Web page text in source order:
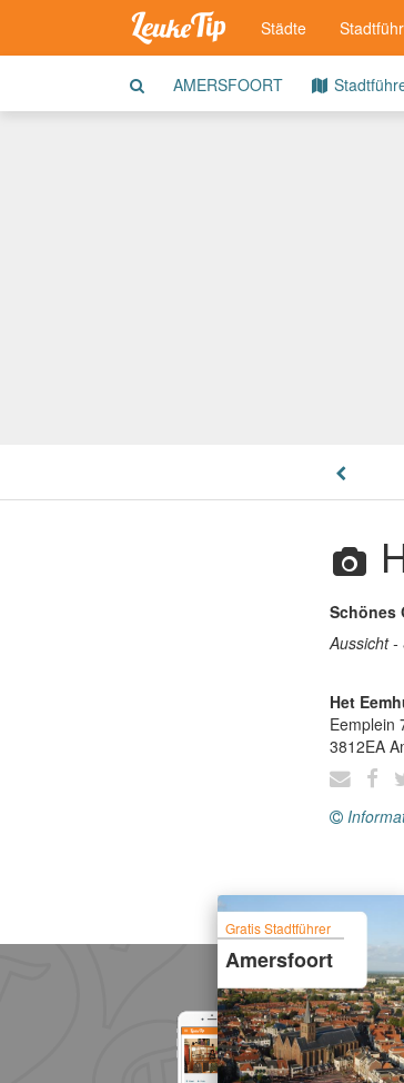
Städte
AMERSFOORT
Schönes
Aussicht -
Het
Eemplein
3812EA
Gratis Stadtführer
Amersfoort